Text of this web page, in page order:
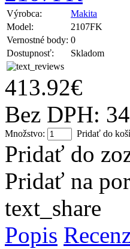
Výrobca:
Makita
Model:
2107FK
Vernostné body: 0
Dostupnosť:
Skladom
413.92€
Bez DPH:
Množstvo: Pridať do
Pridať do
Pridať na
text_share
Popis